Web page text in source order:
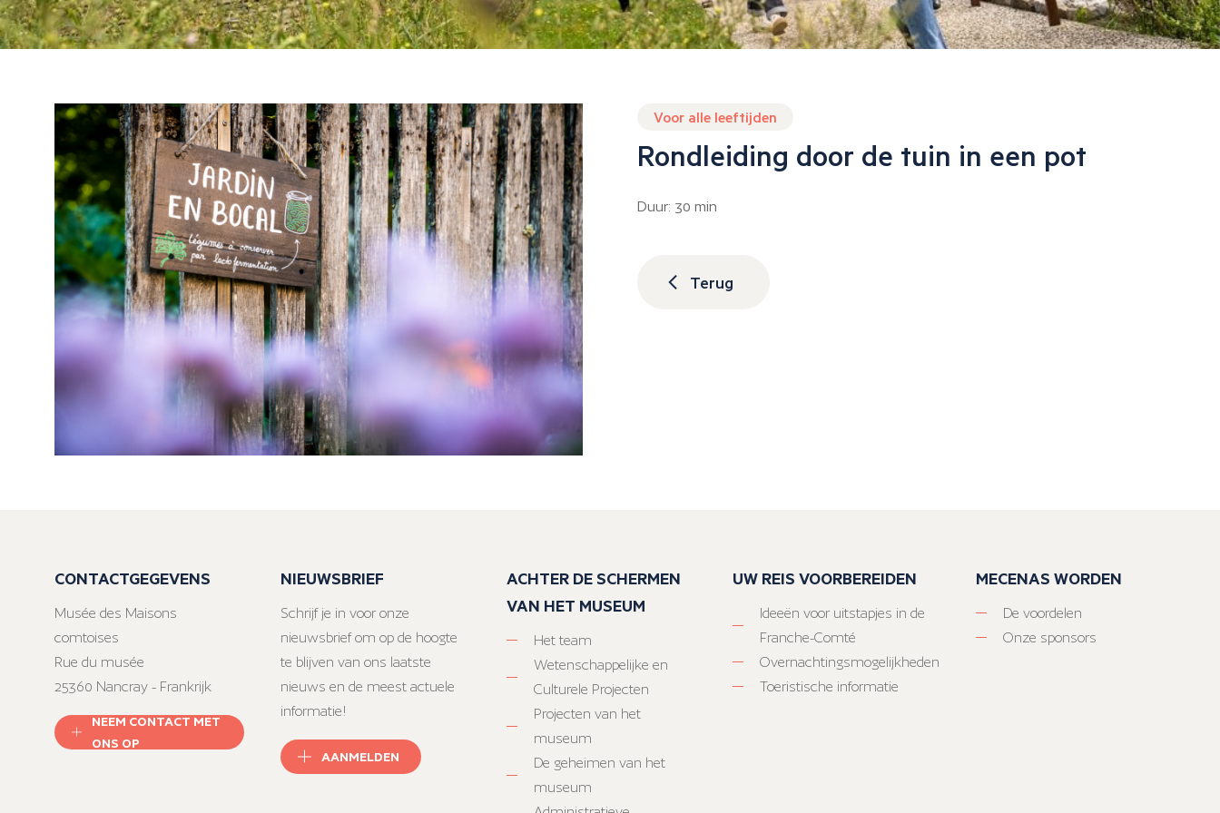
Voor alle leeftijden
Rondleiding door de tuin in een pot
Duur: 30 min
Terug
CONTACTGEGEVENS
Musée des Maisons
comtoises
Rue du musée
25360 Nancray - Frankrijk
NEEM CONTACT MET
ONS OP
NIEUWSBRIEF
Schrijf je in voor onze
nieuwsbrief om op de hoogte
te blijven van ons laatste
nieuws en de meest actuele
informatie!
AANMELDEN
ACHTER DE SCHERMEN
VAN HET MUSEUM
Het team
Wetenschappelijke en
Culturele Projecten
Projecten van het
museum
De geheimen van het
museum
UW REIS VOORBEREIDEN
Ideeën voor uitstapjes in de
Franche-Comté
Overnachtingsmogelijkheden
Toeristische informatie
MECENAS WORDEN
De voordelen
Onze sponsors